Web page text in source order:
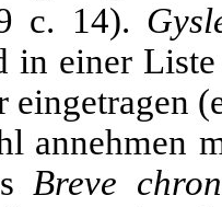
c. 14).
in einer
annehmen
Breve